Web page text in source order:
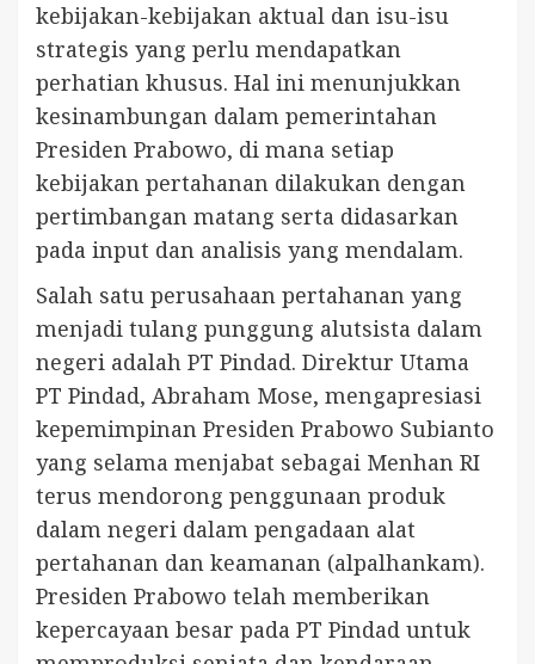
kebijakan-kebijakan aktual dan isu-isu
strategis yang perlu mendapatkan
perhatian khusus. Hal ini menunjukkan
kesinambungan dalam pemerintahan
Presiden Prabowo, di mana setiap
kebijakan pertahanan dilakukan dengan
pertimbangan matang serta didasarkan
pada input dan analisis yang mendalam.
Salah satu perusahaan pertahanan yang
menjadi tulang punggung alutsista dalam
negeri adalah PT Pindad. Direktur Utama
PT Pindad, Abraham Mose, mengapresiasi
kepemimpinan Presiden Prabowo Subianto
yang selama menjabat sebagai Menhan RI
terus mendorong penggunaan produk
dalam negeri dalam pengadaan alat
pertahanan dan keamanan (alpalhankam).
Presiden Prabowo telah memberikan
kepercayaan besar pada PT Pindad untuk